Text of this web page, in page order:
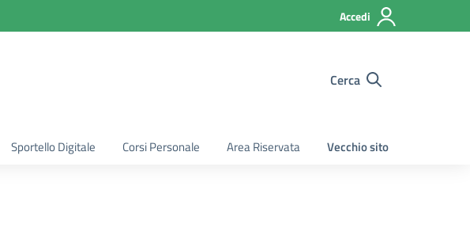
Accedi
Cerca
Sportello Digitale Corsi Personale Area Riservata Vecchio sito